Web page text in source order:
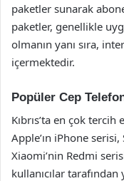
paketler sunarak
paketler, genellikle
olmanın yanı sıra,
içermektedir.
Popüler Cep
Kıbrıs’ta en çok
Apple’ın iPhone
Xiaomi’nin Redmi
kullanıcılar